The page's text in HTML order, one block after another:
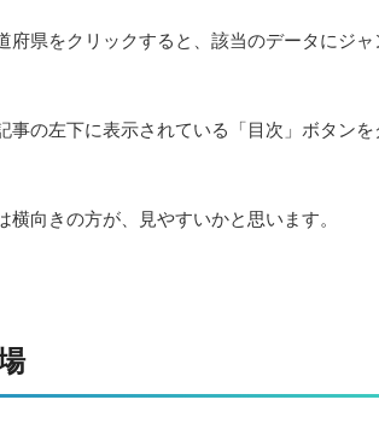
府県をクリックすると、該当のデータにジャ
事の左下に表示されている「目次」ボタンを
向きの方が、見やすいかと思います。